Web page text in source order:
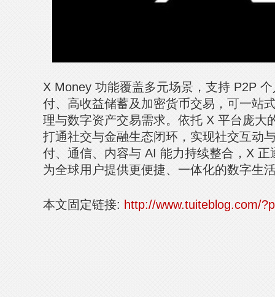
X Money 功能覆盖多元场景，支持 P2P
付、高收益储蓄及加密货币交易，可一站
理与数字资产交易需求。依托 X 平台庞大
打通社交与金融生态闭环，实现社交互动
付、通信、内容与 AI 能力持续整合，X 正
为全球用户提供更便捷、一体化的数字生
本文固定链接: http://www.tuiteblog.com/